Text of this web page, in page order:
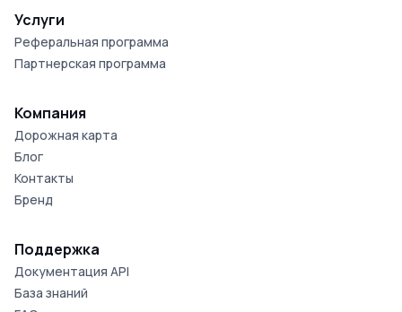
Услуги
Реферальная программа
Партнерская программа
Компания
Дорожная карта
Блог
Контакты
Бренд
Поддержка
Документация API
База знаний